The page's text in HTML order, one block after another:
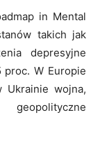
in Mental
takich jak
depresyjne
proc. W Europie
Ukrainie wojna,